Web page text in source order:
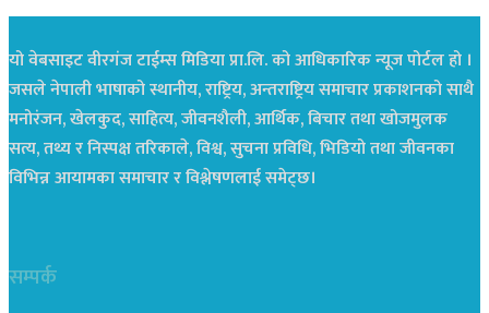
यो वेबसाइट वीरगंज टाईम्स मिडिया प्रा.लि. को आधिकारिक न्यूज पोर्टल हो ।
जसले नेपाली भाषाको स्थानीय, राष्ट्रिय, अन्तराष्ट्रिय समाचार प्रकाशनको साथै
मनोरंजन, खेलकुद, साहित्य, जीवनशैली, आर्थिक, बिचार तथा खोजमुलक
सत्य, तथ्य र निस्पक्ष तरिकाले, विश्व, सुचना प्रविधि, भिडियो तथा जीवनका
विभिन्न आयामका समाचार र विश्लेषणलाई समेट्छ।
सम्पर्क